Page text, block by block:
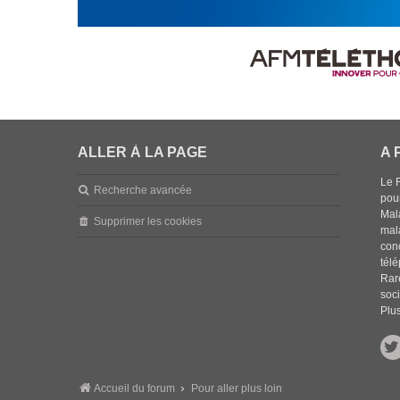
ALLER À LA PAGE
Recherche avancée
Supprimer les cookies
A
Le
Accueil du forum Pour aller plus loin